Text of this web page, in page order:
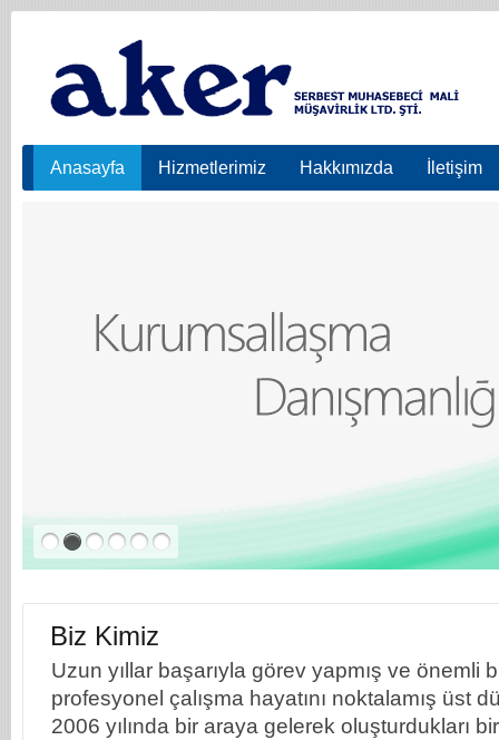
Anasayfa Hizmetlerimiz Hakkımızda İletişim
Biz Kimiz
Uzun yıllar başarıyla görev yapmış ve önemli
profesyonel çalışma hayatını noktalamış üst
2006 yılında bir araya gelerek oluşturdukları